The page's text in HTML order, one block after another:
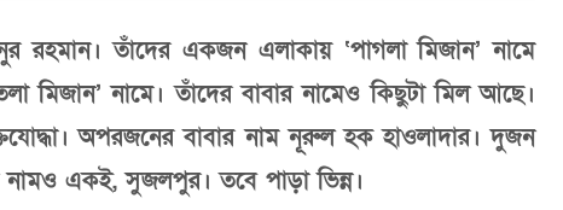
তাঁদের একজন এলাকায় ‘পাগলা মিজান’ নামে
মিজান’ নামে। তাঁদের বাবার নামেও কিছুটা মিল আছে।
অপরজনের বাবার নাম নূরুল হক হাওলাদার। দুজন
নামও একই, সুজলপুর। তবে পাড়া ভিন্ন।